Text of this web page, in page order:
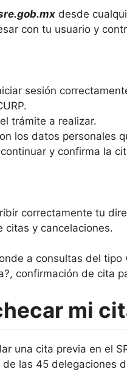
desde
con tu usuario y
sesión
trámite a realizar.
los datos personales
y confirma la
correctamente tu
citas y cancelaciones.
a consultas del
confirmación de cita
mi
una cita previa en el
las 45 delegaciones